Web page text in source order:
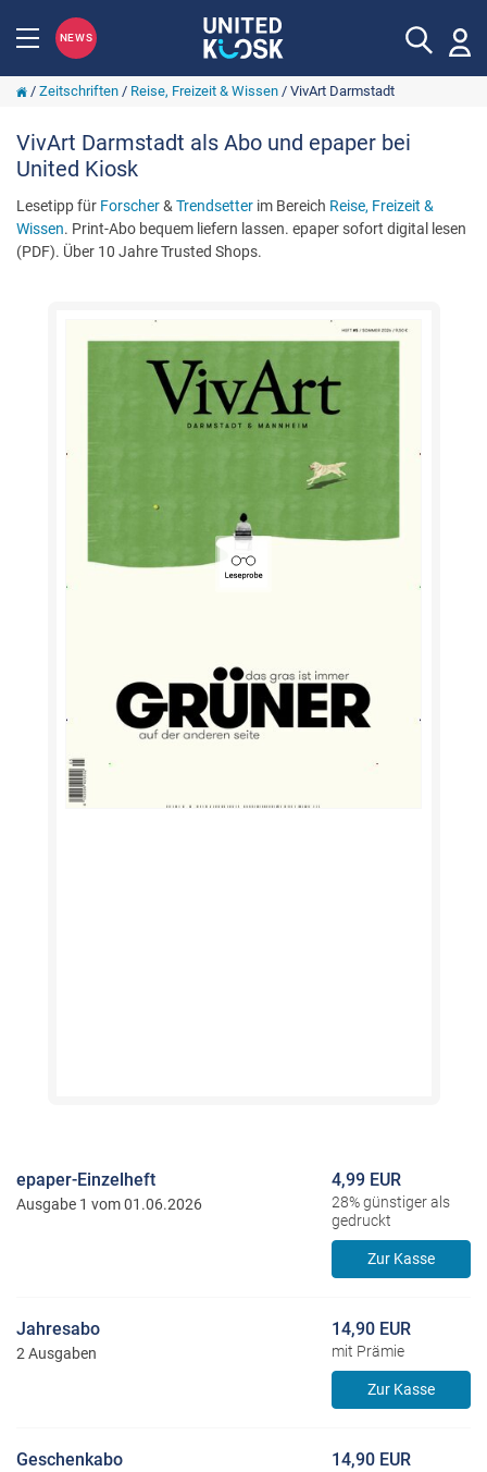
NEWS
/ Zeitschriften/ Reise, Freizeit & Wissen/ VivArt Darmstadt
VivArt Darmstadt als Abo und epaper bei
United Kiosk
Lesetipp für Forscher& Trendsetter im Bereich Reise, Freizeit &
Wissen. Print-Abo bequem liefern lassen. epaper sofort digital lesen
(PDF). Über 10 Jahre Trusted Shops.
epaper-Einzelheft
Ausgabe 1 vom 01.06.2026
4,99 EUR
28% günstiger als
gedruckt
Zur Kasse
Jahresabo
2 Ausgaben
14,90 EUR
mit Prämie
Zur Kasse
Geschenkabo 14,90 EUR